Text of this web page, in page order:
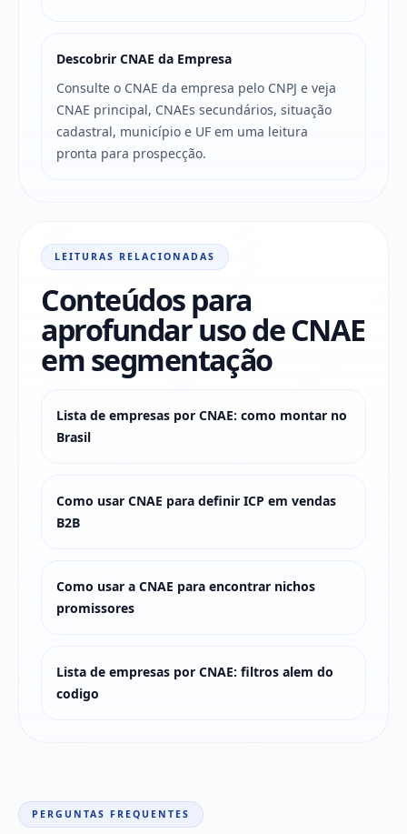
Descobrir CNAE da Empresa
Consulte o CNAE da empresa pelo CNPJ e veja
CNAE principal, CNAEs secundários, situação
cadastral, município e UF em uma leitura
pronta para prospecção.
LEITURAS RELACIONADAS
Conteúdos para
aprofundar uso de CNAE
em segmentação
Lista de empresas por CNAE: como montar no
Brasil
Como usar CNAE para definir ICP em vendas
B2B
Como usar a CNAE para encontrar nichos
promissores
Lista de empresas por CNAE: filtros alem do
codigo
PERGUNTAS FREQUENTES